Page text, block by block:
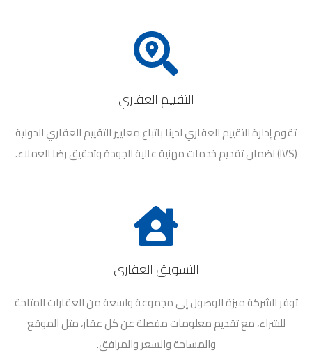
التقييم العقاري
تقوم إدارة التقييم العقاري لدينا باتباع معايير التقييم العقاري الدولية
(IVS) لضمان تقديم خدمات مهنية عالية الجودة وتحقيق رضا العملاء.
التسويق العقاري
توفر الشركة ميزة الوصول إلى مجموعة واسعة من العقارات المتاحة
للشراء، مع تقديم معلومات مفصلة عن كل عقار، مثل الموقع
والمساحة والسعر والمرافق.